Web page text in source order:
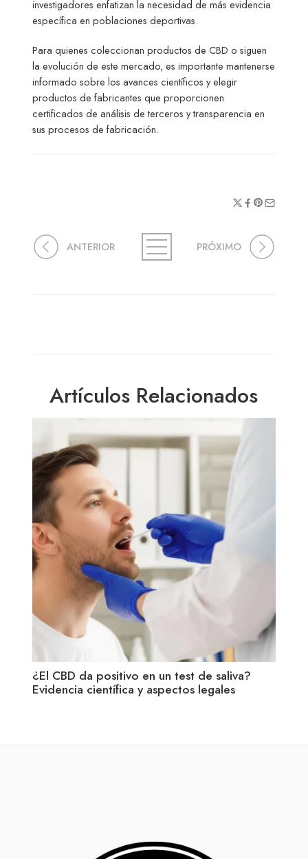
investigadores enfatizan la necesidad de más evidencia
específica en poblaciones deportivas.
Para quienes coleccionan productos de CBD o siguen
la evolución de este mercado, es importante mantenerse
informado sobre los avances científicos y elegir
productos de fabricantes que proporcionen
certificados de análisis de terceros y transparencia en
sus procesos de fabricación.
ANTERIOR PRÓXIMO
Artículos Relacionados
¿El CBD da positivo en un test de saliva?
Evidencia científica y aspectos legales